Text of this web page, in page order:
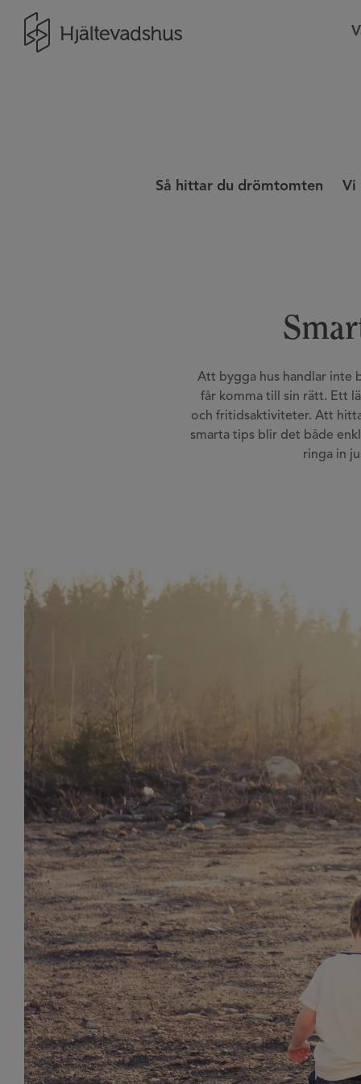
Så hittar du drömtomten Vi
Att bygga hus handlar inte
får komma till sin rätt. Ett
och fritidsaktiviteter. Att
smarta tips blir det både
ringa in